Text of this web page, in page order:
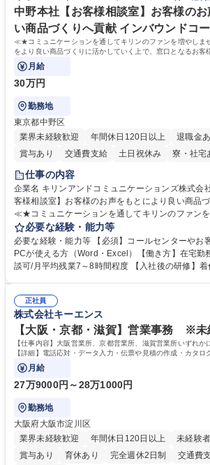
中野本社【お客様相談室】お客様の
い商品づくりへ貢献 インバウンドコ
≪★コミュニケーションを通してキリンのファンを増やし
をより良い商品づくりに活かしていく上で、窓口となるお客
月給
30万円
勤務地
東京都中野区
業界未経験歓迎
年間休日120日以上 退職金
賞与あり
交通費支給 土日祝休み 寮・社宅
仕事の内容
企業名 キリンアンドコミュニケーションズ株式会社 求人名 中野本社【
客様相談室】お客様のお声をもとにより良い商品づくりへ貢
≪★コミュニケーションを通してキリンのファン
お客様のお声をより良い商品づくりに活かしてい
様相談室でのお仕事です。 日々お客様からいただくキリングループへのご
意見を、企業活動に活かしています。お客様から
って対応、情報提供するとともにグループ内活動
平均100件前後■メール・手紙：同上40件前後 募集職種 中野本社【お客様
相談室】お客様のお声をもとにより良い商品づくり
必要な経験・能力等
必要な経験・能力等 【必須】コールセンターやお
PCが使える方（Word・Excel）【働き方】在宅勤
談可/月平均残業7～8時間程度 【入社後の研修】着任から1か月は電話対応
すのでご安心ください。 【当社について】キリン
う会社として、お客様との出会いを大切にし、磨
を込めてコミュニケーションをとりながら広報関
す。 学歴・資格 学歴：大学院 大学 高専 短大 専修学校 高校 語学力： 資
格：
正社員
株式会社キーエンス
【大阪・京都・滋賀】営業事務 ※未
【仕事内容】大阪営業所、京都営業所、滋賀営業所いずれか
【詳細】電話応対・データ入力・伝票や見積の作成・カタロ
で発生する事務業務や業務改善をお任せ。
月給
27万9000円～28万1000円
勤務地
大阪府大阪市淀川区
業界未経験歓迎
年間休日120日以上 未経験
賞与あり
育休あり 完全週休2日制 交通費